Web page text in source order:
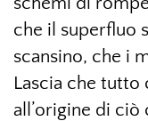
che il superfluo
scansino, che i
Lascia che tutto
all’origine di ciò